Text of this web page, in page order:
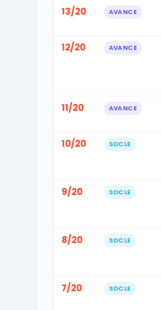
13/20 AVANCE
12/20 AVANCE
11/20 AVANCE
10/20 SOCLE
9/20 SOCLE
8/20 SOCLE
7/20 SOCLE